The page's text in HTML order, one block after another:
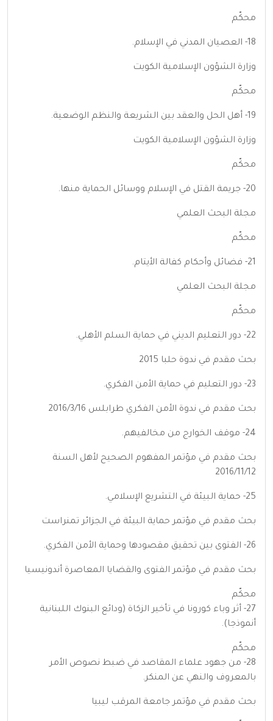
محكّم
18- العصيان المدني في الإسلام.
وزارة الشؤون الإسلامية الكويت
محكّم
19- أهل الحل والعقد بين الشريعة والنظم الوضعية.
وزارة الشؤون الإسلامية الكويت
محكّم
20- جريمة القتل في الإسلام ووسائل الحماية منها.
مجلة البحث العلمي
محكّم
21- فضائل وأحكام كفالة الأيتام.
مجلة البحث العلمي
محكّم
22- دور التعليم الديني في حماية السلم الأهلي.
بحث مقدم في ندوة حلبا 2015
23- دور التعليم في حماية الأمن الفكري.
بحث مقدم في ندوة الأمن الفكري طرابلس 2016/3/16
24- موقف الخوارج من مخالفيهم.
بحث مقدم في مؤتمر المفهوم الصحيح لأهل السنة
2016/11/12
25- حماية البيئة في التشريع الإسلامي.
بحث مقدم في مؤتمر حماية البيئة في الجزائر تمنراست
26- الفتوى بين تحقيق مقصودها وحماية الأمن الفكري.
بحث مقدم في مؤتمر الفتوى والقضايا المعاصرة أندونيسيا
محكّم
27- أثر وباء كورونا في تأخير الزكاة (ودائع البنوك اللبنانية
أنموذجا).
محكّم
28- من جهود علماء المقاصد في ضبط نصوص الأمر
بالمعروف والنهي عن المنكر.
بحث مقدم في مؤتمر جامعة المرقب ليبيا